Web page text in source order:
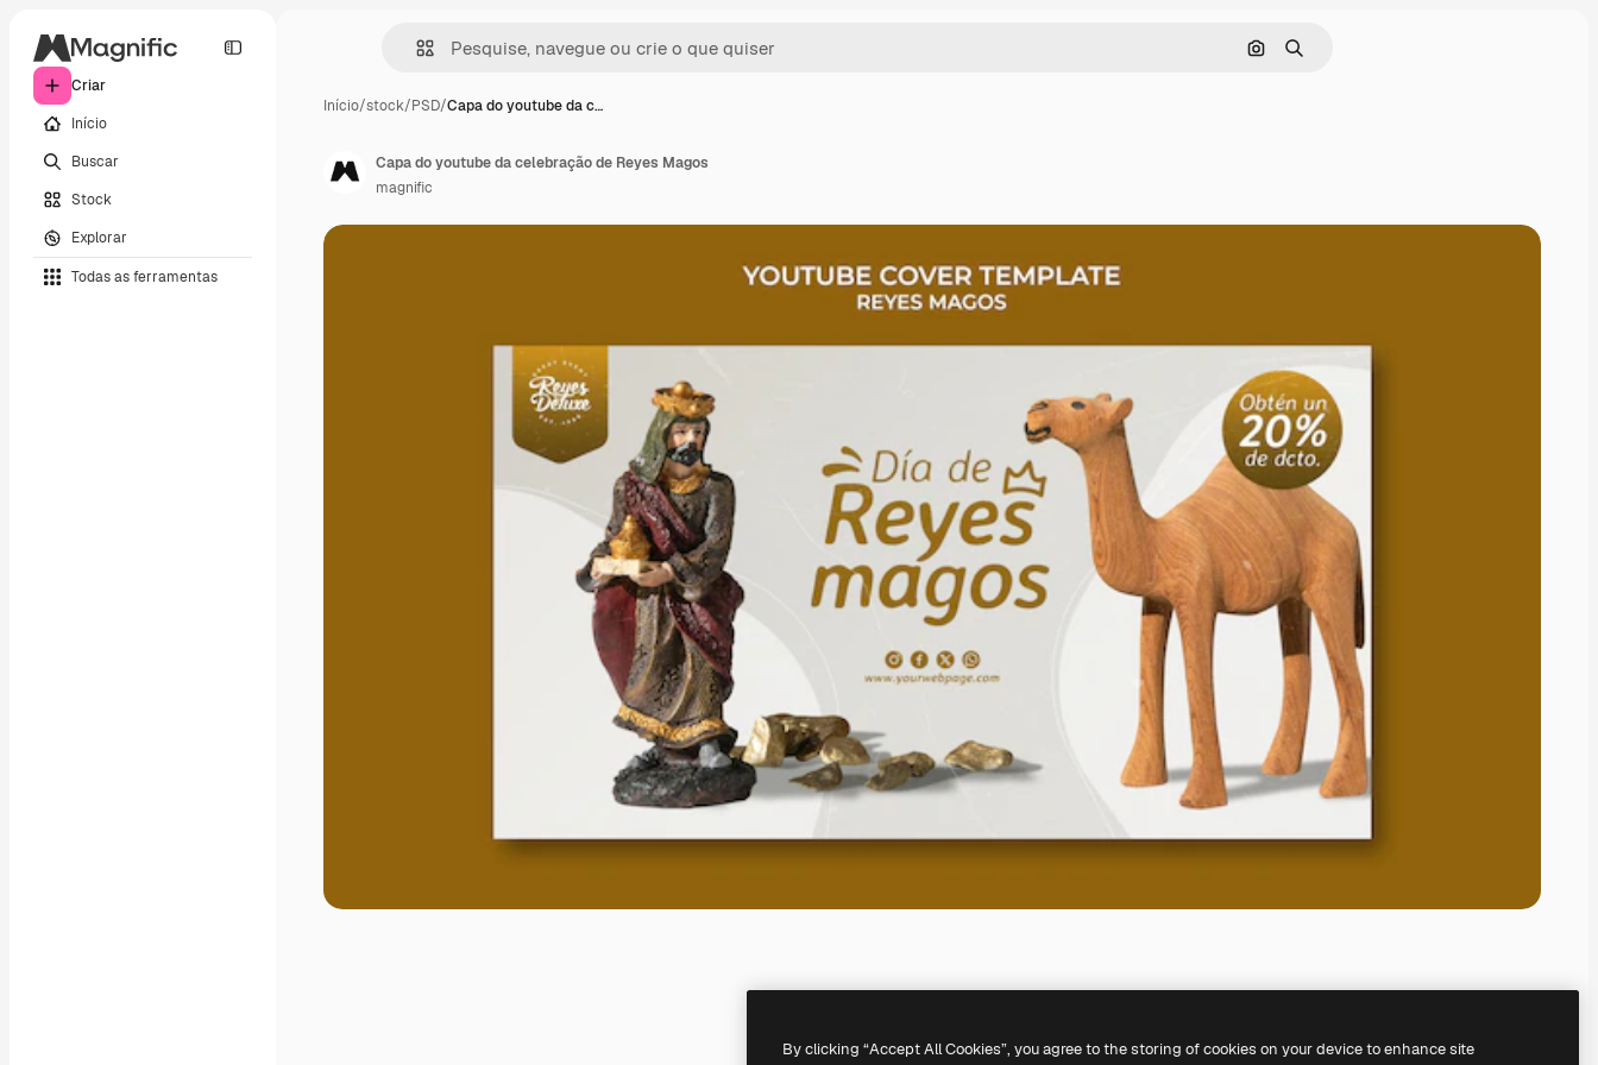
Criar
Início
Buscar
Stock
Explorar
Todas as ferramentas
Pesquisar por imagem
Buscar
Início/stock/PSD/Capa do youtube da c…
Capa do youtube da celebração de Reyes Magos
magnific
By clicking “Accept All Cookies”, you agree to the storing of cookies on your device to enhance site